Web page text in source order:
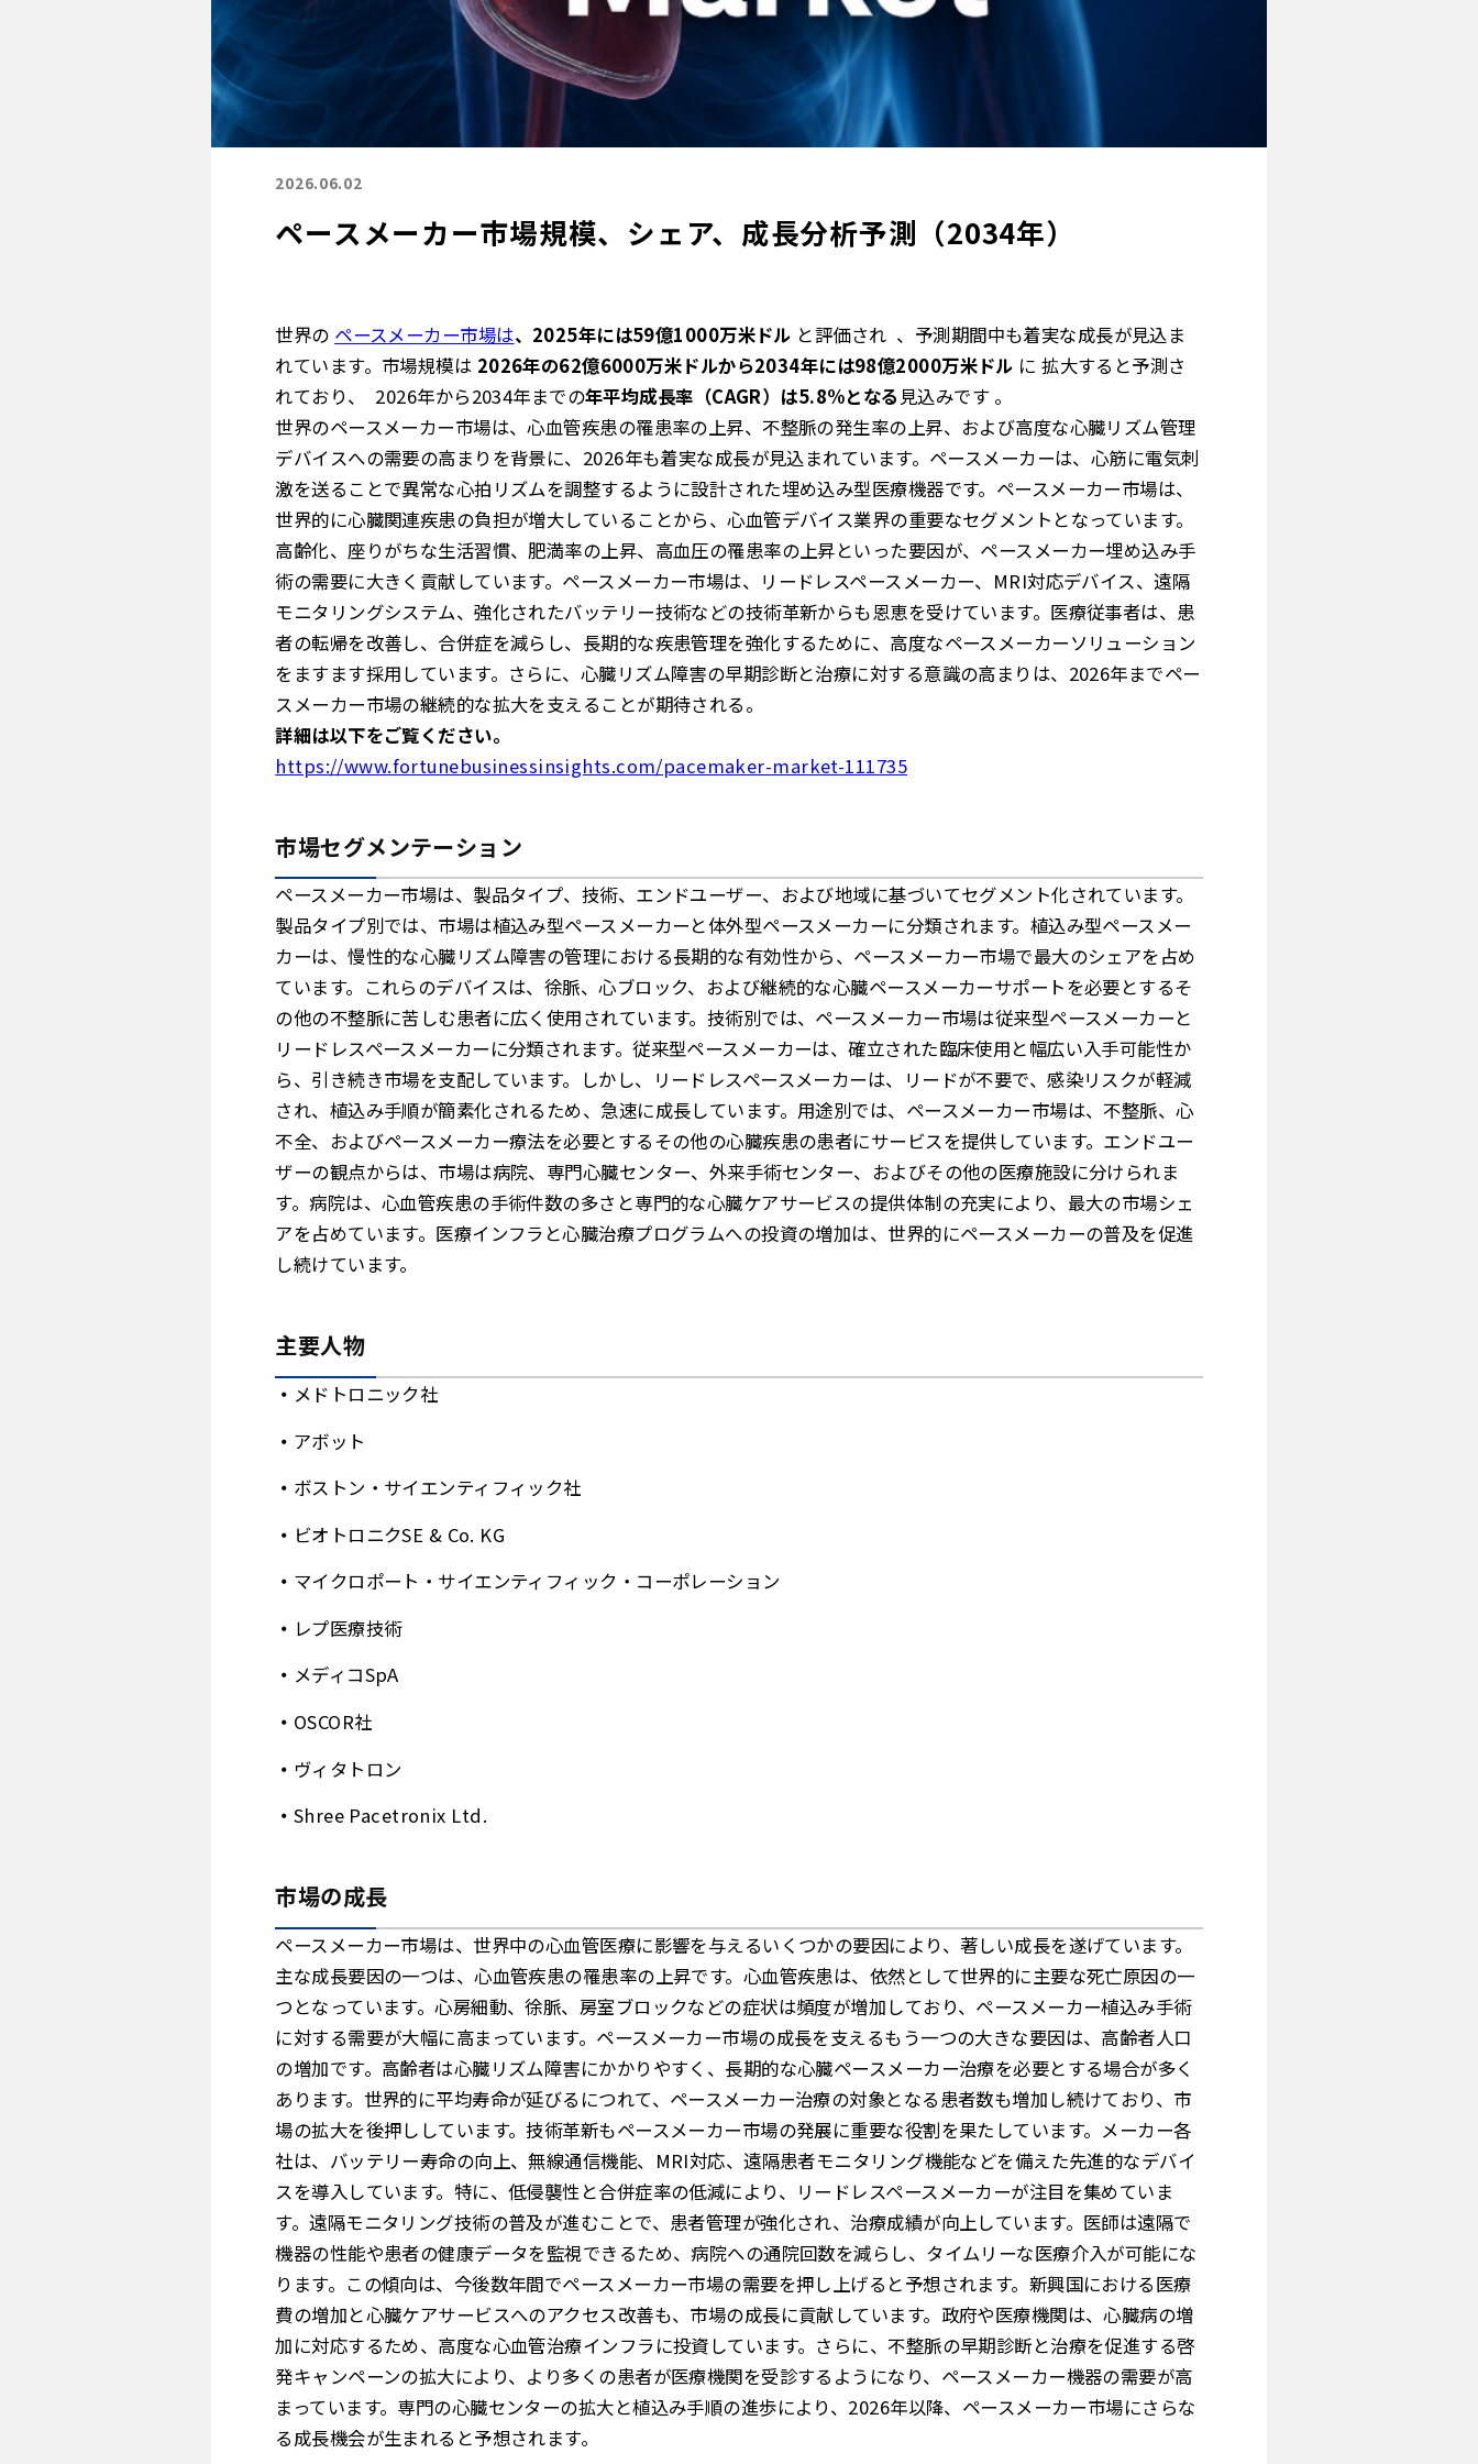
2026.06.02
ペースメーカー市場規模、シェア、成長分析予測（2034年）
世界の ペースメーカー市場は、2025年には59億1000万米ドル と評価され 、予測期間中も着実な成長が見込ま
れています。市場規模は 2026年の62億6000万米ドルから2034年には98億2000万米ドル に 拡大すると予測さ
れており、 2026年から2034年までの年平均成長率（CAGR）は5.8%となる 見込みです 。
世界のペースメーカー市場は、心血管疾患の罹患率の上昇、不整脈の発生率の上昇、および高度な心臓リズム管理
デバイスへの需要の高まりを背景に、2026年も着実な成長が見込まれています。ペースメーカーは、心筋に電気刺
激を送ることで異常な心拍リズムを調整するように設計された埋め込み型医療機器です。ペースメーカー市場は、
世界的に心臓関連疾患の負担が増大していることから、心血管デバイス業界の重要なセグメントとなっています。
高齢化、座りがちな生活習慣、肥満率の上昇、高血圧の罹患率の上昇といった要因が、ペースメーカー埋め込み手
術の需要に大きく貢献しています。ペースメーカー市場は、リードレスペースメーカー、MRI対応デバイス、遠隔
モニタリングシステム、強化されたバッテリー技術などの技術革新からも恩恵を受けています。医療従事者は、患
者の転帰を改善し、合併症を減らし、長期的な疾患管理を強化するために、高度なペースメーカーソリューション
をますます採用しています。さらに、心臓リズム障害の早期診断と治療に対する意識の高まりは、2026年までペー
スメーカー市場の継続的な拡大を支えることが期待される。
詳細は以下をご覧ください。
https://www.fortunebusinessinsights.com/pacemaker-market-111735
市場セグメンテーション
ペースメーカー市場は、製品タイプ、技術、エンドユーザー、および地域に基づいてセグメント化されています。
製品タイプ別では、市場は植込み型ペースメーカーと体外型ペースメーカーに分類されます。植込み型ペースメー
カーは、慢性的な心臓リズム障害の管理における長期的な有効性から、ペースメーカー市場で最大のシェアを占め
ています。これらのデバイスは、徐脈、心ブロック、および継続的な心臓ペースメーカーサポートを必要とするそ
の他の不整脈に苦しむ患者に広く使用されています。技術別では、ペースメーカー市場は従来型ペースメーカーと
リードレスペースメーカーに分類されます。従来型ペースメーカーは、確立された臨床使用と幅広い入手可能性か
ら、引き続き市場を支配しています。しかし、リードレスペースメーカーは、リードが不要で、感染リスクが軽減
され、植込み手順が簡素化されるため、急速に成長しています。用途別では、ペースメーカー市場は、不整脈、心
不全、およびペースメーカー療法を必要とするその他の心臓疾患の患者にサービスを提供しています。エンドユー
ザーの観点からは、市場は病院、専門心臓センター、外来手術センター、およびその他の医療施設に分けられま
す。病院は、心血管疾患の手術件数の多さと専門的な心臓ケアサービスの提供体制の充実により、最大の市場シェ
アを占めています。医療インフラと心臓治療プログラムへの投資の増加は、世界的にペースメーカーの普及を促進
し続けています。
主要人物
メドトロニック社
アボット
ボストン・サイエンティフィック社
ビオトロニクSE & Co. KG
マイクロポート・サイエンティフィック・コーポレーション
レプ医療技術
メディコSpA
OSCOR社
ヴィタトロン
Shree Pacetronix Ltd.
市場の成長
ペースメーカー市場は、世界中の心血管医療に影響を与えるいくつかの要因により、著しい成長を遂げています。
主な成長要因の一つは、心血管疾患の罹患率の上昇です。心血管疾患は、依然として世界的に主要な死亡原因の一
つとなっています。心房細動、徐脈、房室ブロックなどの症状は頻度が増加しており、ペースメーカー植込み手術
に対する需要が大幅に高まっています。ペースメーカー市場の成長を支えるもう一つの大きな要因は、高齢者人口
の増加です。高齢者は心臓リズム障害にかかりやすく、長期的な心臓ペースメーカー治療を必要とする場合が多く
あります。世界的に平均寿命が延びるにつれて、ペースメーカー治療の対象となる患者数も増加し続けており、市
場の拡大を後押ししています。技術革新もペースメーカー市場の発展に重要な役割を果たしています。メーカー各
社は、バッテリー寿命の向上、無線通信機能、MRI対応、遠隔患者モニタリング機能などを備えた先進的なデバイ
スを導入しています。特に、低侵襲性と合併症率の低減により、リードレスペースメーカーが注目を集めていま
す。遠隔モニタリング技術の普及が進むことで、患者管理が強化され、治療成績が向上しています。医師は遠隔で
機器の性能や患者の健康データを監視できるため、病院への通院回数を減らし、タイムリーな医療介入が可能にな
ります。この傾向は、今後数年間でペースメーカー市場の需要を押し上げると予想されます。新興国における医療
費の増加と心臓ケアサービスへのアクセス改善も、市場の成長に貢献しています。政府や医療機関は、心臓病の増
加に対応するため、高度な心血管治療インフラに投資しています。さらに、不整脈の早期診断と治療を促進する啓
発キャンペーンの拡大により、より多くの患者が医療機関を受診するようになり、ペースメーカー機器の需要が高
まっています。専門の心臓センターの拡大と植込み手順の進歩により、2026年以降、ペースメーカー市場にさらな
る成長機会が生まれると予想されます。